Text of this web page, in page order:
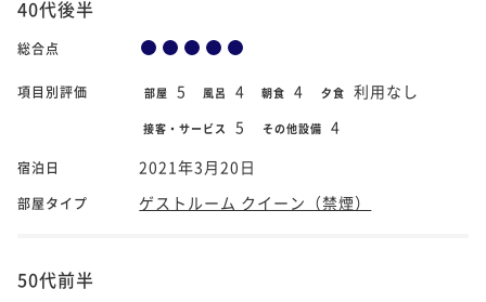
40代後半
総合点
項目別評価 部屋 5 風呂 4 朝食 4 夕食 利用なし
接客・サービス 5 その他設備 4
宿泊日 2021年3月20日
部屋タイプ ゲストルーム クイーン（禁煙）
50代前半